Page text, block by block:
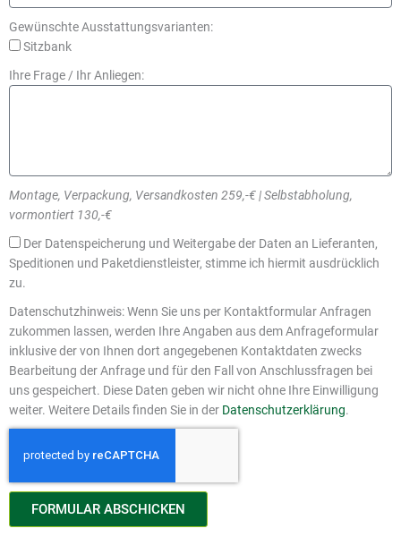
Gewünschte Ausstattungsvarianten:
Sitzbank
Ihre Frage / Ihr Anliegen:
Montage, Verpackung, Versandkosten 259,-€ | Selbstabholung,
vormontiert 130,-€
Der Datenspeicherung und Weitergabe der Daten an Lieferanten,
Speditionen und Paketdienstleister, stimme ich hiermit ausdrücklich
zu.
Datenschutzhinweis: Wenn Sie uns per Kontaktformular Anfragen
zukommen lassen, werden Ihre Angaben aus dem Anfrageformular
inklusive der von Ihnen dort angegebenen Kontaktdaten zwecks
Bearbeitung der Anfrage und für den Fall von Anschlussfragen bei
uns gespeichert. Diese Daten geben wir nicht ohne Ihre Einwilligung
weiter. Weitere Details finden Sie in der Datenschutzerklärung.
FORMULAR ABSCHICKEN